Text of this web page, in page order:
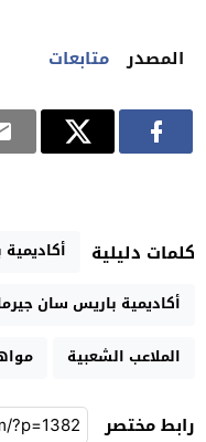
المصدر متابعات
كلمات دليلية
أكاديمية باريس سان
الملاعب الشعبية
رابط مختصر